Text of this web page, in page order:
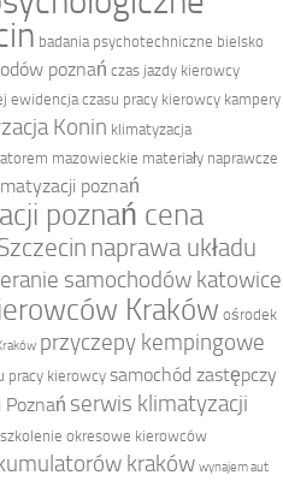
badania psychotechniczne bielsko
poznań czas jazdy kierowcy
ewidencja czasu pracy kierowcy kampery
Konin klimatyzacja
mazowieckie materiały naprawcze
poznań
poznań cena
naprawa układu
samochodów katowice
Kraków ośrodek
przyczepy kempingowe
pracy kierowcysamochód zastępczy
serwis klimatyzacji
szkolenie okresowe kierowców
kraków wynajem aut